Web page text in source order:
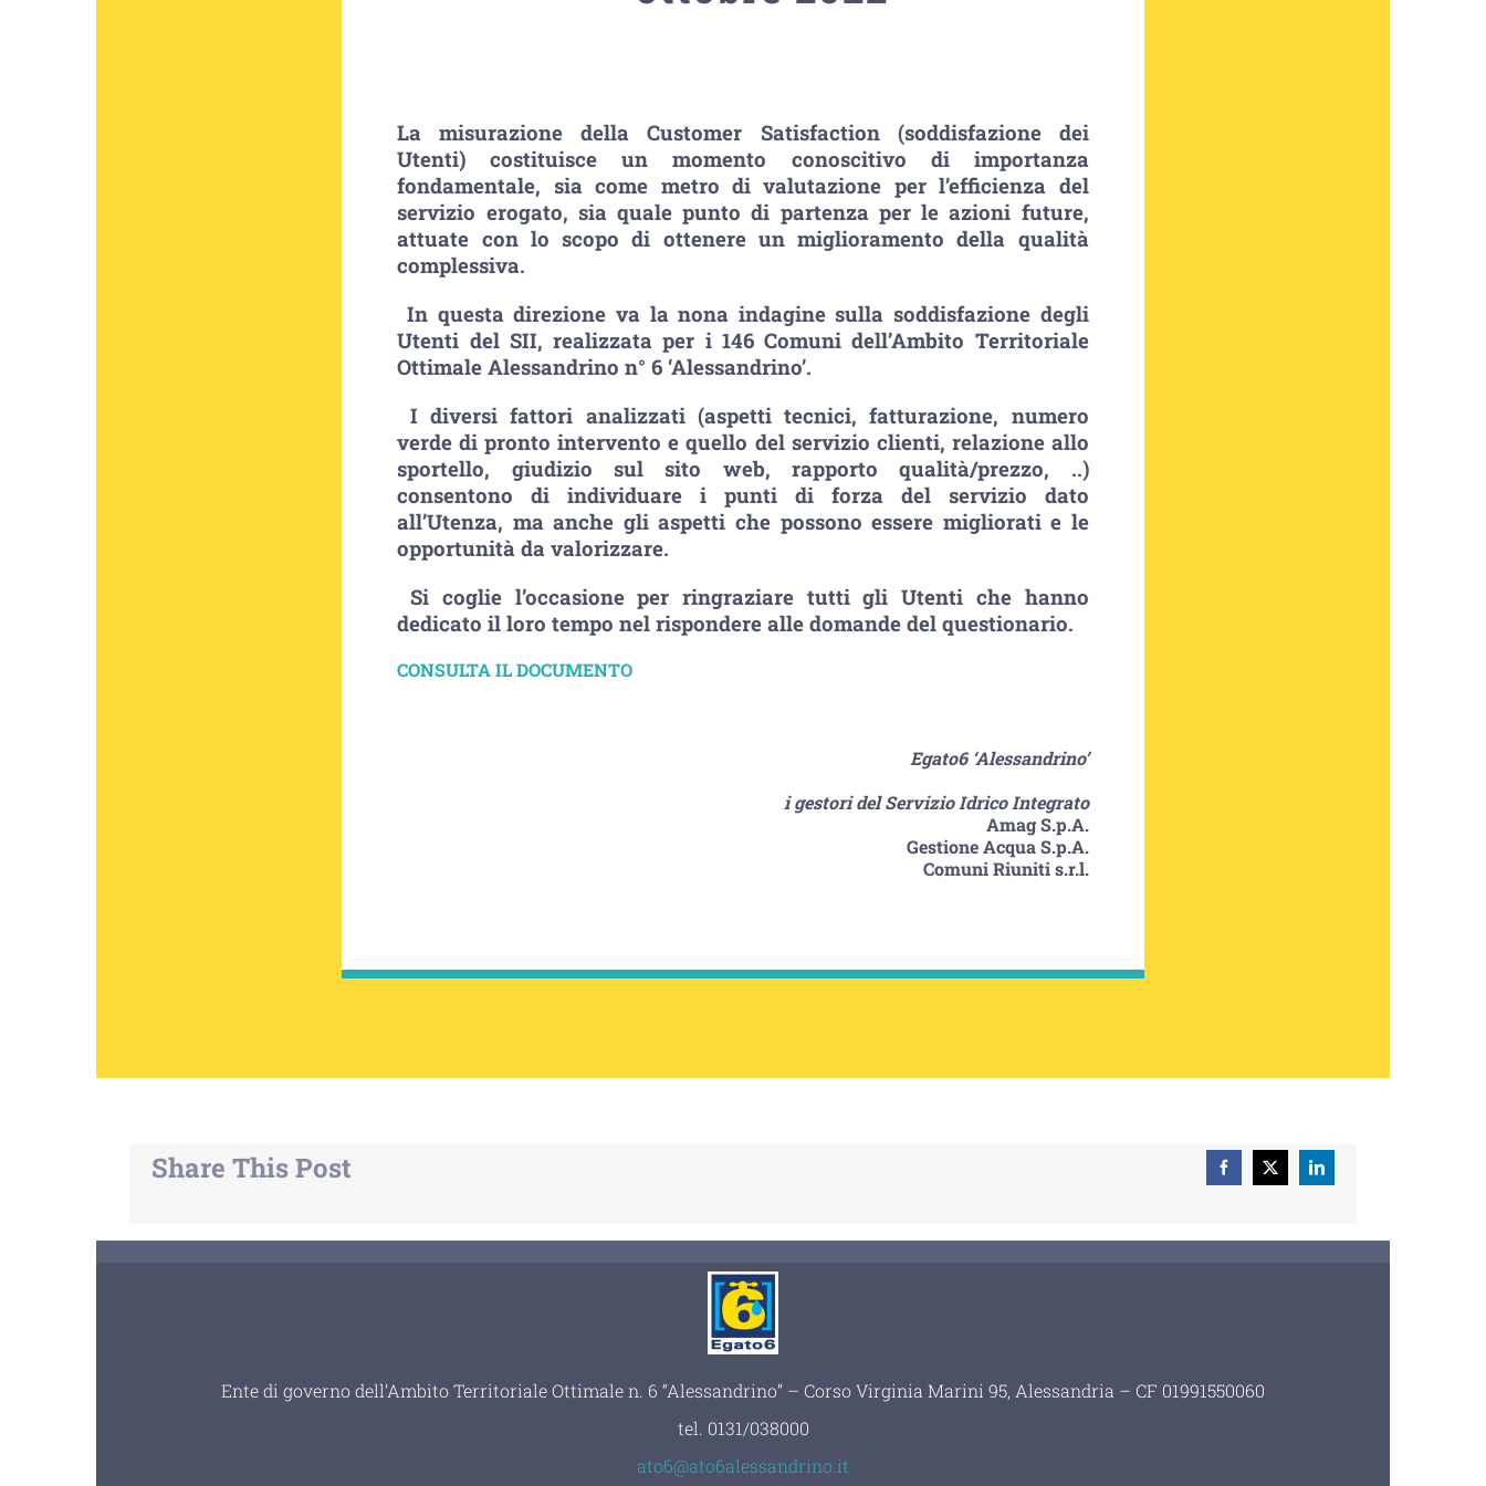
La misurazione della Customer Satisfaction (soddisfazione dei
Utenti) costituisce un momento conoscitivo di importanza
fondamentale, sia come metro di valutazione per l’efficienza del
servizio erogato, sia quale punto di partenza per le azioni future,
attuate con lo scopo di ottenere un miglioramento della qualità
complessiva.
In questa direzione va la nona indagine sulla soddisfazione degli
Utenti del SII, realizzata per i 146 Comuni dell’Ambito Territoriale
Ottimale Alessandrino n° 6 ‘Alessandrino’.
I diversi fattori analizzati (aspetti tecnici, fatturazione, numero
verde di pronto intervento e quello del servizio clienti, relazione allo
sportello, giudizio sul sito web, rapporto qualità/prezzo, ..)
consentono di individuare i punti di forza del servizio dato
all’Utenza, ma anche gli aspetti che possono essere migliorati e le
opportunità da valorizzare.
Si coglie l’occasione per ringraziare tutti gli Utenti che hanno
dedicato il loro tempo nel rispondere alle domande del questionario.
CONSULTA IL DOCUMENTO
Egato6 ‘Alessandrino’
i gestori del Servizio Idrico Integrato
Amag S.p.A.
Gestione Acqua S.p.A.
Comuni Riuniti s.r.l.
Share This Post Facebook
X LinkedIn
Ente di governo dell’Ambito Territoriale Ottimale n. 6 “Alessandrino” – Corso Virginia Marini 95, Alessandria – CF 01991550060
tel. 0131/038000
ato6@ato6alessandrino.it